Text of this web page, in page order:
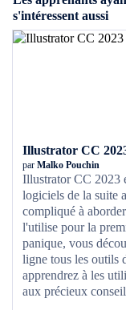
s'intéressent aussi
Illustrator CC
par Malko Pouchin
Illustrator CC 2023
logiciels de la suite
compliqué à
l'utilise pour la
panique, vous
ligne tous les outils
apprendrez à les
aux précieux